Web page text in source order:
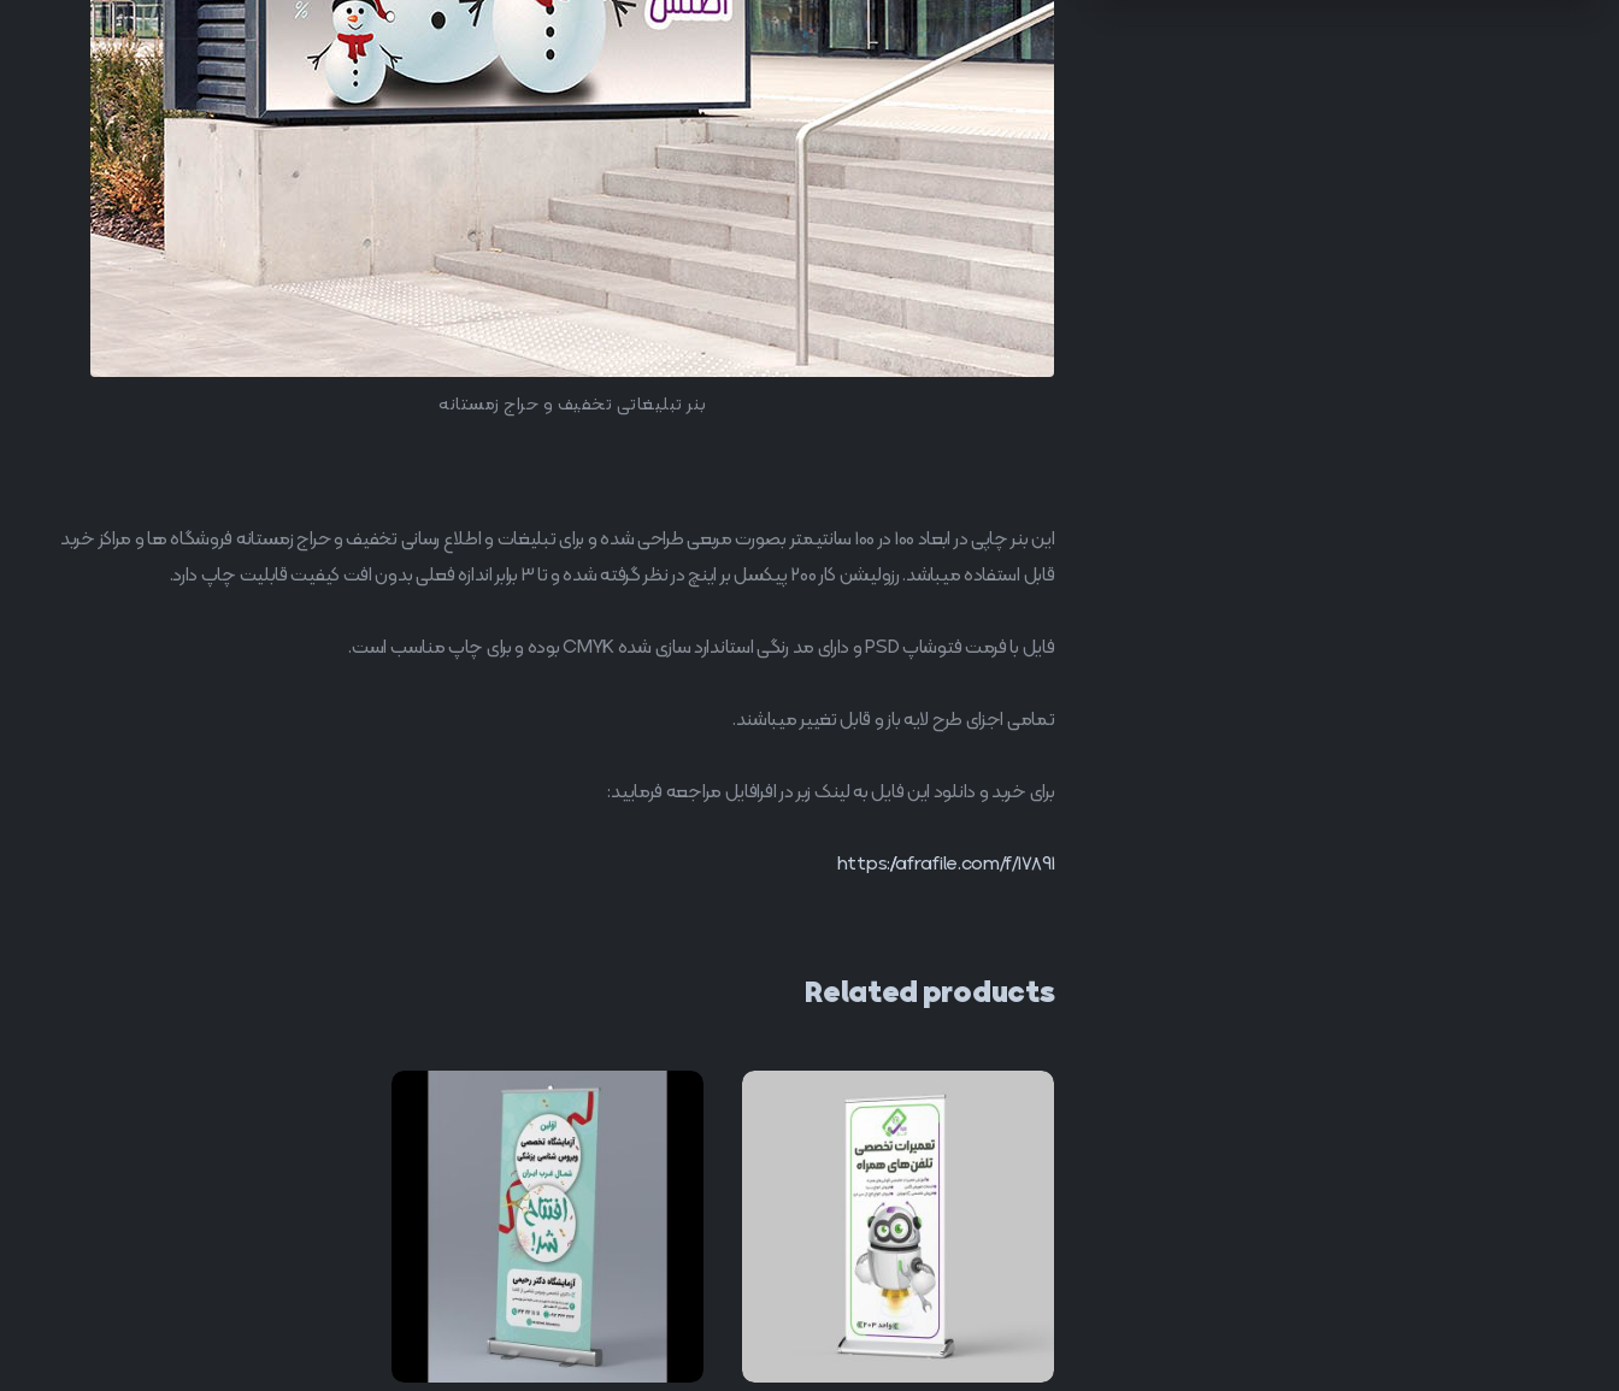
بنر تبلیغاتی تخفیف و حراج زمستانه
این بنر چاپی در ابعاد 100 در 100 سانتیمتر بصورت مربعی طراحی شده و برای تبلیغات و اطلاع رسانی تخفیف و حراج زمستانه فروشگاه ها و مراکز خرید
قابل استفاده میباشد. رزولیشن کار 200 پیکسل بر اینچ در نظر گرفته شده و تا 3 برابر اندازه فعلی بدون افت کیفیت قابلیت چاپ دارد.
فایل با فرمت فتوشاپ PSD و دارای مد رنگی استاندارد سازی شده CMYK بوده و برای چاپ مناسب است.
تمامی اجزای طرح لایه باز و قابل تغییر میباشند.
برای خرید و دانلود این فایل به لینک زیر در افرافایل مراجعه فرمایید:
https://afrafile.com/f/17891
Related products